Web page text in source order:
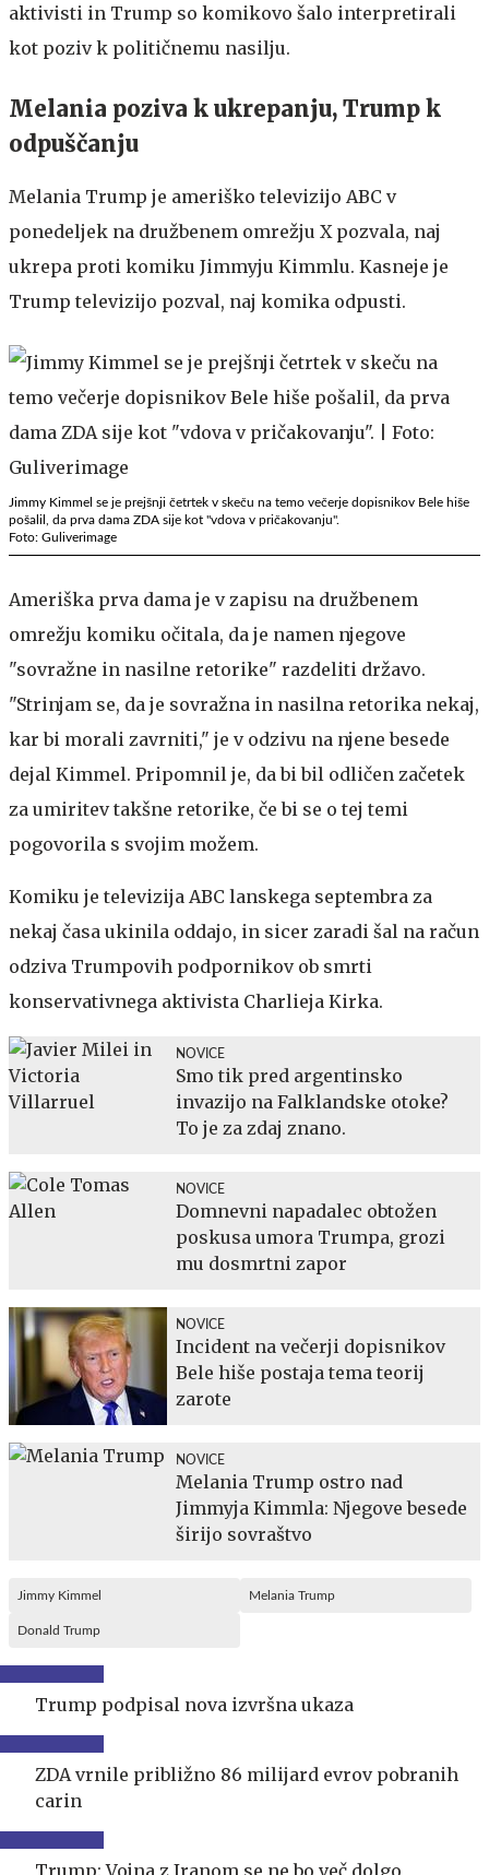
aktivisti in Trump so komikovo šalo interpretirali
kot poziv k političnemu nasilju.
Melania poziva k ukrepanju, Trump k
odpuščanju
Melania Trump je ameriško televizijo ABC v
ponedeljek na družbenem omrežju X pozvala, naj
ukrepa proti komiku Jimmyju Kimmlu. Kasneje je
Trump televizijo pozval, naj komika odpusti.
Jimmy Kimmel se je prejšnji četrtek v skeču na temo večerje dopisnikov Bele hiše
pošalil, da prva dama ZDA sije kot "vdova v pričakovanju".
Foto: Guliverimage
Ameriška prva dama je v zapisu na družbenem
omrežju komiku očitala, da je namen njegove
"sovražne in nasilne retorike" razdeliti državo.
"Strinjam se, da je sovražna in nasilna retorika nekaj,
kar bi morali zavrniti," je v odzivu na njene besede
dejal Kimmel. Pripomnil je, da bi bil odličen začetek
za umiritev takšne retorike, če bi se o tej temi
pogovorila s svojim možem.
Komiku je televizija ABC lanskega septembra za
nekaj časa ukinila oddajo, in sicer zaradi šal na račun
odziva Trumpovih podpornikov ob smrti
konservativnega aktivista Charlieja Kirka.
NOVICE
Smo tik pred argentinsko
invazijo na Falklandske otoke?
To je za zdaj znano.
NOVICE
Domnevni napadalec obtožen
poskusa umora Trumpa, grozi
mu dosmrtni zapor
NOVICE
Incident na večerji dopisnikov
Bele hiše postaja tema teorij
zarote
NOVICE
Melania Trump ostro nad
Jimmyja Kimmla: Njegove besede
širijo sovraštvo
Jimmy Kimmel Melania Trump
Donald Trump
Trump podpisal nova izvršna ukaza
ZDA vrnile približno 86 milijard evrov pobranih
carin
Trump: Vojna z Iranom se ne bo več dolgo